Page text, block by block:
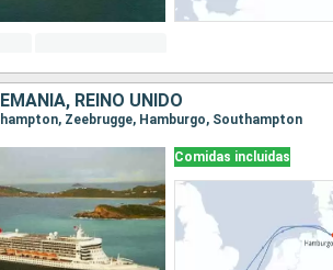
REINO UNIDO
Zeebrugge, Hamburgo, Southampton
Comidas incluidas